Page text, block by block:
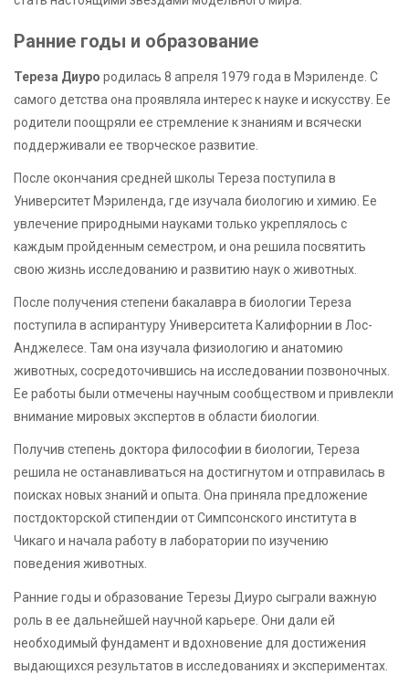
Ранние годы и образование
Тереза Диуро родилась 8 апреля 1979 года в Мэриленде. С
самого детства она проявляла интерес к науке и искусству. Ее
родители поощряли ее стремление к знаниям и всячески
поддерживали ее творческое развитие.
После окончания средней школы Тереза поступила в
Университет Мэриленда, где изучала биологию и химию. Ее
увлечение природными науками только укреплялось с
каждым пройденным семестром, и она решила посвятить
свою жизнь исследованию и развитию наук о животных.
После получения степени бакалавра в биологии Тереза
поступила в аспирантуру Университета Калифорнии в Лос-
Анджелесе. Там она изучала физиологию и анатомию
животных, сосредоточившись на исследовании позвоночных.
Ее работы были отмечены научным сообществом и привлекли
внимание мировых экспертов в области биологии.
Получив степень доктора философии в биологии, Тереза
решила не останавливаться на достигнутом и отправилась в
поисках новых знаний и опыта. Она приняла предложение
постдокторской стипендии от Симпсонского института в
Чикаго и начала работу в лаборатории по изучению
поведения животных.
Ранние годы и образование Терезы Диуро сыграли важную
роль в ее дальнейшей научной карьере. Они дали ей
необходимый фундамент и вдохновение для достижения
выдающихся результатов в исследованиях и экспериментах.